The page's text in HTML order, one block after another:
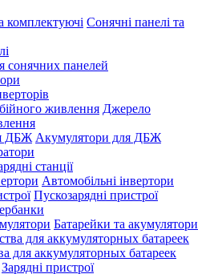
Сонячні панелі та
сонячних панелей
Джерело
Акумулятори для ДБЖ
станції
Автомобільні інвертори
Пускозарядні пристрої
Батарейки та акумулятори
для аккумуляторных батареек
Зарядні пристрої